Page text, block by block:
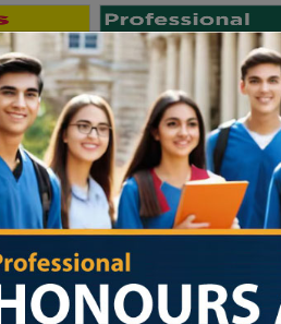
Public University Private University
Category Division List